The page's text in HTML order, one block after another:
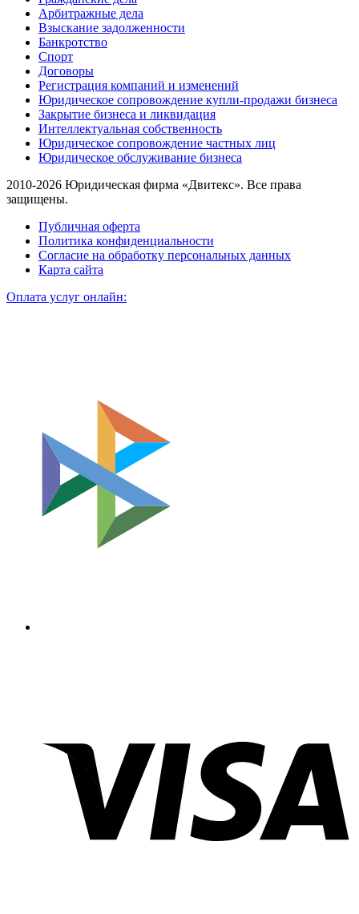
Арбитражные дела
Взыскание задолженности
Банкротство
Спорт
Договоры
Регистрация компаний и изменений
Юридическое сопровождение купли-продажи бизнеса
Закрытие бизнеса и ликвидация
Интеллектуальная собственность
Юридическое сопровождение частных лиц
Юридическое обслуживание бизнеса
2010-2026 Юридическая фирма «Двитекс». Все права
защищены.
Публичная оферта
Политика конфиденциальности
Согласие на обработку персональных данных
Карта сайта
Оплата услуг онлайн: